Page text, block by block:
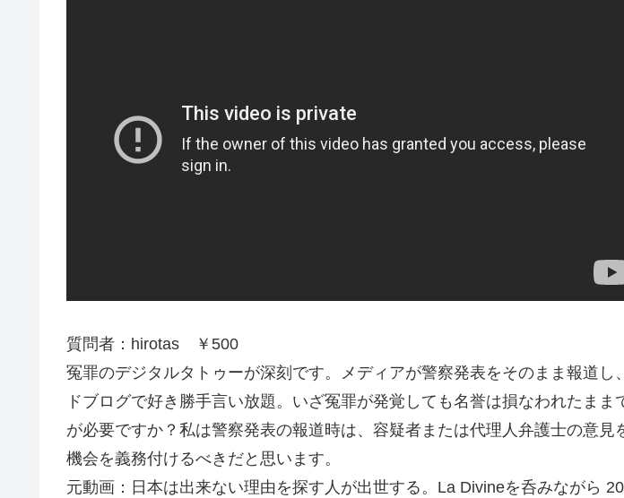
質問者：hirotas ￥500
冤罪のデジタルタトゥーが深刻です。メディアが警察発表をそのまま報道し
ドブログで好き勝手言い放題。いざ冤罪が発覚しても名誉は損なわれたまま
が必要ですか？私は警察発表の報道時は、容疑者または代理人弁護士の意見
機会を義務付けるべきだと思います。
元動画：日本は出来ない理由を探す人が出世する。La Divineを呑みながら